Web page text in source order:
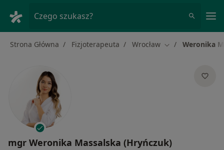
Czego szukasz?
Strona Główna Fizjoterapeuta Wrocław Zmień miasto
Weronika
mgr Weronika Massalska (Hryńczuk)